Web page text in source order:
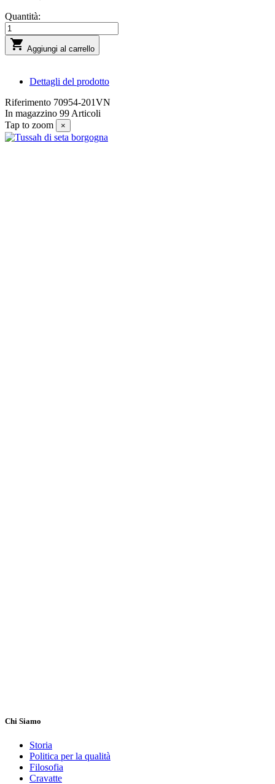
Quantità:
 Aggiungi al carrello
Dettagli del prodotto
Riferimento 70954-201VN
In magazzino 99 Articoli
Tap to zoom
×
Chi Siamo
Storia
Politica per la qualità
Filosofia
Cravatte